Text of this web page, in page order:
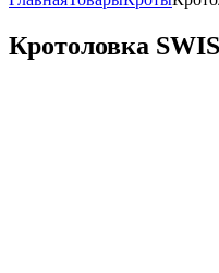
Кротоловка